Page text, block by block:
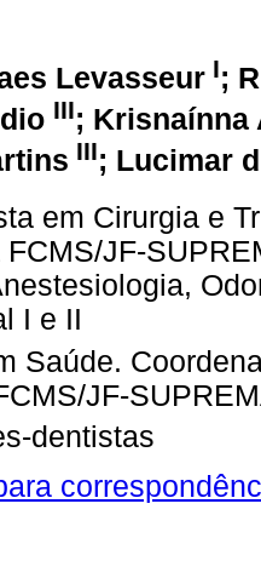
Levasseur I;
III; Krisnaínna
III; Lucimar
em Cirurgia e
FCMS/JF-
I e II
Saúde.
JF-
dentistas